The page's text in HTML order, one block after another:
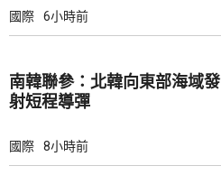
國際 6小時前
南韓聯參：北韓向東部海域發
射短程導彈
國際 8小時前